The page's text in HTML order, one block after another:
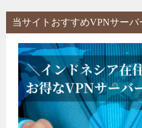
当サイトおすすめVPNサーバ